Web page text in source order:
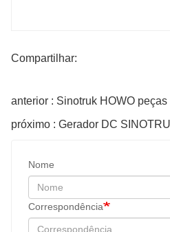
Compartilhar:
próximo : Gerador DC
Nome
Correspondência